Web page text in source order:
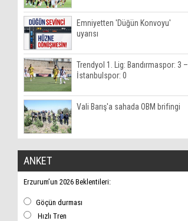
Emniyetten 'Düğün Konvoyu'
uyarısı
Trendyol 1. Lig: Bandırmaspor: 3 –
İstanbulspor: 0
Vali Barış'a sahada OBM brifingi
ANKET
Erzurum’un 2026 Beklentileri:
Göçün durması
Hızlı Tren